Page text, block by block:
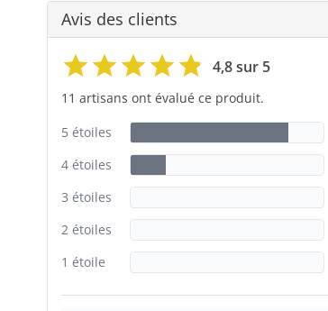
Avis des clients
4,8 sur 5
11 artisans ont évalué ce produit.
5 étoiles
4 étoiles
3 étoiles
2 étoiles
1 étoile